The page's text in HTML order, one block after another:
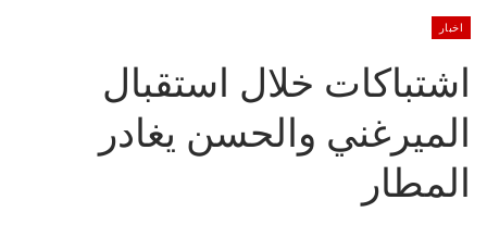
اخبار
اشتباكات خلال استقبال
الميرغني والحسن يغادر
المطار